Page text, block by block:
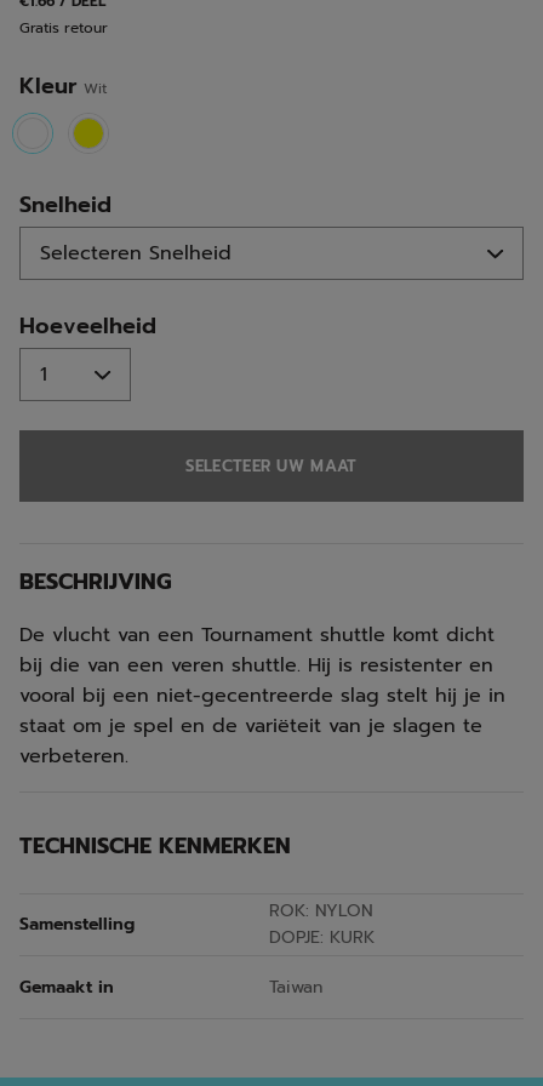
Gratis retour
Kleur Wit
selected
Snelheid
Hoeveelheid
SELECTEER UW MAAT
BESCHRIJVING
De vlucht van een Tournament shuttle komt dicht
bij die van een veren shuttle. Hij is resistenter en
vooral bij een niet-gecentreerde slag stelt hij je in
staat om je spel en de variëteit van je slagen te
verbeteren.
TECHNISCHE KENMERKEN
Samenstelling
ROK: NYLON
DOPJE: KURK
Gemaakt in
Taiwan